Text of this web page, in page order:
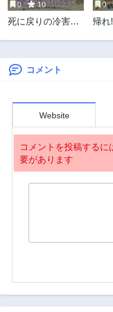
第49話
3年前
第47話
第45話
第43話
第41話
3年前
第39話
3年前
0 10
死に戻りの冷害王
は不器用な侯爵令
嬢の祈りでした～
0
帰れ
コメント
Website
コメントを投稿するに
要があります